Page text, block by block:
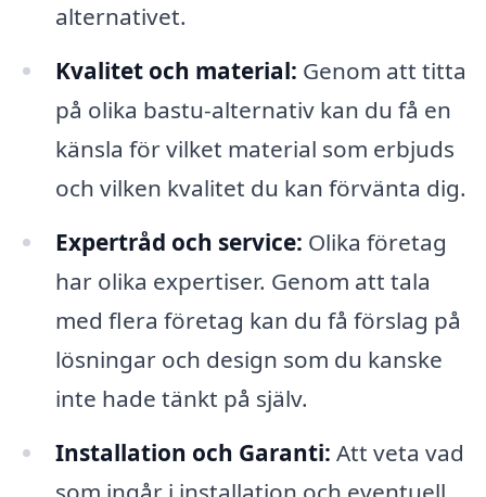
alternativet.
Kvalitet och material: Genom att titta
på olika bastu-alternativ kan du få en
känsla för vilket material som erbjuds
och vilken kvalitet du kan förvänta dig.
Expertråd och service: Olika företag
har olika expertiser. Genom att tala
med flera företag kan du få förslag på
lösningar och design som du kanske
inte hade tänkt på själv.
Installation och Garanti: Att veta vad